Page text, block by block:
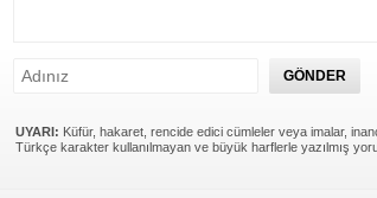
UYARI: Küfür, hakaret, rencide edici cümleler veya imalar,
Türkçe karakter kullanılmayan ve büyük harflerle yazılmış